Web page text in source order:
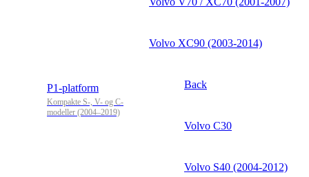
Volvo XC90 (2003-2014)
P1-platform
Kompakte S-, V- og C-
modeller (2004–2019)
Back
Volvo C30
Volvo S40 (2004-2012)